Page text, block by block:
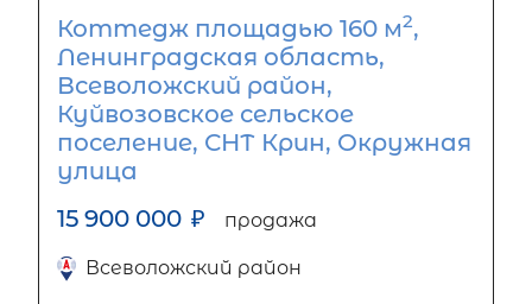
Коттедж площадью 160 м2,
Ленинградская область,
Всеволожский район,
Куйвозовское сельское
поселение, СНТ Крин, Окружная
улица
15 900 000 ₽ продажа
Всеволожский район